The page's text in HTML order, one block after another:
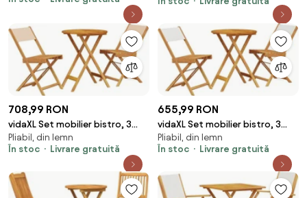
masiv
708,99 RON
vidaXL Set mobilier bistro, 3
piese, textil bej/lemn masiv
Pliabil, din lemn
În stoc
Livrare gratuită
655,99 RON
vidaXL Set mobilier bistro, 3
piese, textil alb crem/lemn
masiv
Pliabil, din lemn
În stoc
Livrare gratuită